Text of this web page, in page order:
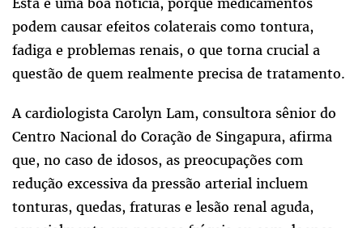
podem causar efeitos colaterais como tontura,
fadiga e problemas renais, o que torna crucial a
questão de quem realmente precisa de tratamento.
A cardiologista Carolyn Lam, consultora sênior do
Centro Nacional do Coração de Singapura, afirma
que, no caso de idosos, as preocupações com
redução excessiva da pressão arterial incluem
tonturas, quedas, fraturas e lesão renal aguda,